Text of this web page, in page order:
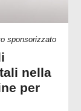
sponsorizzato
nella
per